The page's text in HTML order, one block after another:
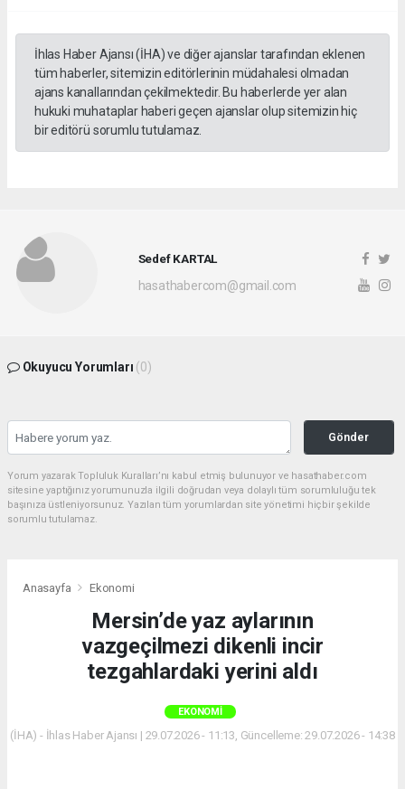
İhlas Haber Ajansı (İHA) ve diğer ajanslar tarafından eklenen
tüm haberler, sitemizin editörlerinin müdahalesi olmadan
ajans kanallarından çekilmektedir. Bu haberlerde yer alan
hukuki muhataplar haberi geçen ajanslar olup sitemizin hiç
bir editörü sorumlu tutulamaz.
Sedef KARTAL
hasathabercom@gmail.com
Okuyucu Yorumları (0)
Gönder
Yorum yazarak Topluluk Kuralları’nı kabul etmiş bulunuyor ve hasathaber.com
sitesine yaptığınız yorumunuzla ilgili doğrudan veya dolaylı tüm sorumluluğu tek
başınıza üstleniyorsunuz. Yazılan tüm yorumlardan site yönetimi hiçbir şekilde
sorumlu tutulamaz.
Anasayfa Ekonomi
Mersin’de yaz aylarının
vazgeçilmezi dikenli incir
tezgahlardaki yerini aldı
EKONOMI
(İHA) - İhlas Haber Ajansı | 29.07.2026 - 11:13, Güncelleme: 29.07.2026 - 14:38